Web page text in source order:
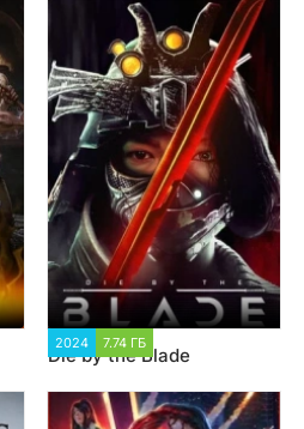
2024 7.74 ГБ
Die by the Blade